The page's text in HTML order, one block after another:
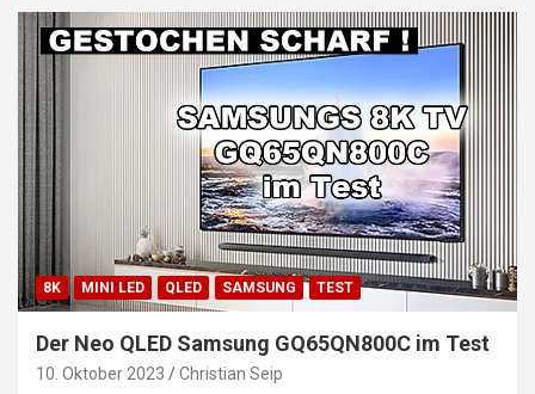
8K MINI LED QLED SAMSUNG TEST
Der Neo QLED Samsung GQ65QN800C im Test
10. Oktober 2023 Christian Seip